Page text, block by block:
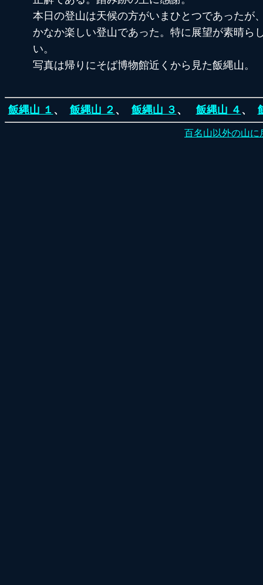
本日の登山は天候の方がいまひとつであったが
かなか楽しい登山であった。特に展望が素晴ら
い。
写真は帰りにそば博物館近くから見た飯縄山。
飯縄山 １ 、 飯縄山 ２ 、 飯縄山 ３ 、 飯縄山 ４ 、
百名山以外の山に